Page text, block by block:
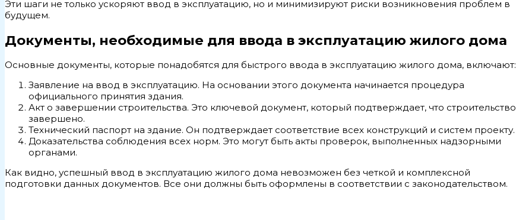
Эти шаги не только ускоряют ввод в эксплуатацию, но и минимизируют риски возникновения проблем в
будущем.
Документы, необходимые для ввода в эксплуатацию жилого дома
Основные документы, которые понадобятся для быстрого ввода в эксплуатацию жилого дома, включают:
Заявление на ввод в эксплуатацию. На основании этого документа начинается процедура
официального принятия здания.
Акт о завершении строительства. Это ключевой документ, который подтверждает, что строительство
завершено.
Технический паспорт на здание. Он подтверждает соответствие всех конструкций и систем проекту.
Доказательства соблюдения всех норм. Это могут быть акты проверок, выполненных надзорными
органами.
Как видно, успешный ввод в эксплуатацию жилого дома невозможен без четкой и комплексной
подготовки данных документов. Все они должны быть оформлены в соответствии с законодательством.